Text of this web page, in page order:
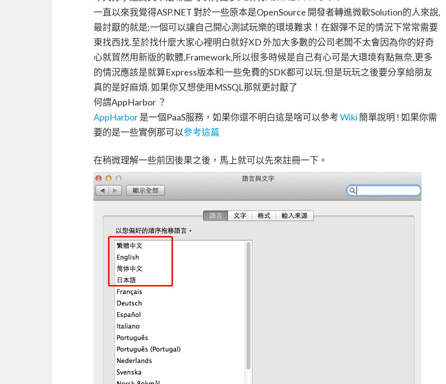
一直以來我覺得ASP.NET 對於一些原本是OpenSource 開發者轉進微軟Solution的人來說,
最討厭的就是;一個可以讓自己開心測試玩樂的環境難求！在銀彈不足的情況下常常需要
東找西找.至於找什麼大家心裡明白就好XD 外加大多數的公司老闆不太會因為你的好奇
心就貿然用新版的軟體,Framework,所以很多時候是自己有心可是大環境有點無奈,更多
的情況應該是就算Express版本和一些免費的SDK都可以玩.但是玩玩之後要分享給朋友
真的是好麻煩. 如果你又想使用MSSQL那就更討厭了
何謂AppHarbor ？
AppHarbor是一個PaaS服務，如果你還不明白這是啥可以參考Wiki 簡單說明 ! 如果你需
要的是一些實例那可以參考這篇
在稍微理解一些前因後果之後，馬上就可以先來註冊一下。